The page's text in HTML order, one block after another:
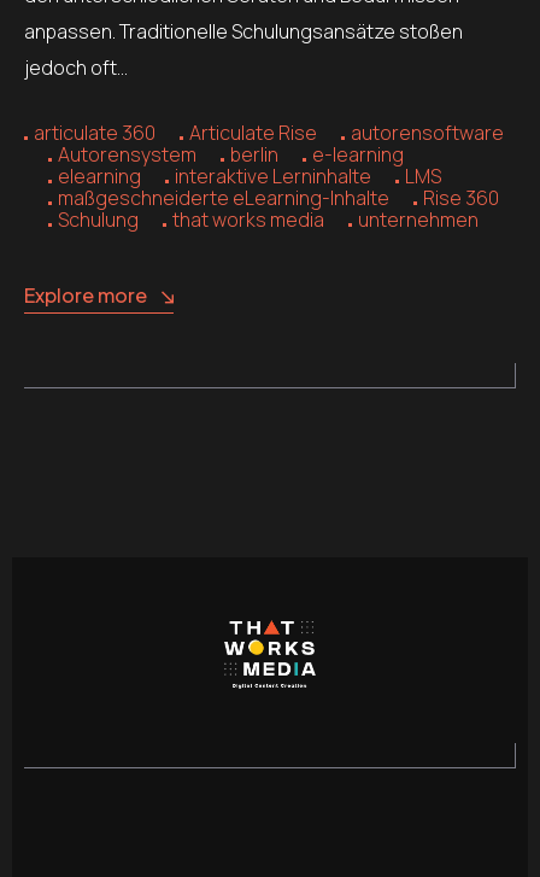
anpassen. Traditionelle Schulungsansätze stoßen
jedoch oft…
articulate 360 Articulate Rise
autorensoftware
Autorensystem
berlin
e-learning
elearning
interaktive Lerninhalte
LMS
maßgeschneiderte eLearning-Inhalte
Rise 360
Schulung
that works media unternehmen
Explore more